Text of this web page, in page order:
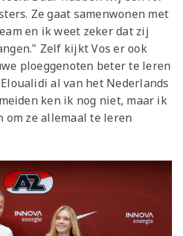
Ze gaat samenwonen met
en ik weet zeker dat zij
Zelf kijkt Vos er ook
ploeggenoten beter te leren
al van het Nederlands
ken ik nog niet, maar ik
om ze allemaal te leren